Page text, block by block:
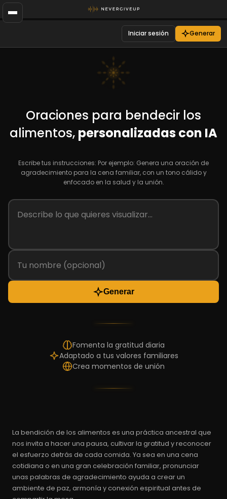
Iniciar sesión Generar
Oraciones para bendecir los
alimentos, personalizadas con IA
Escribe tus instrucciones: Por ejemplo: Genera una oración de
agradecimiento para la cena familiar, con un tono cálido y
enfocado en la salud y la unión.
Generar
Fomenta la gratitud diaria
Adaptado a tus valores familiares
Crea momentos de unión
La bendición de los alimentos es una práctica ancestral que
nos invita a hacer una pausa, cultivar la gratitud y reconocer
el esfuerzo detrás de cada comida. Ya sea en una cena
cotidiana o en una gran celebración familiar, pronunciar
unas palabras de agradecimiento ayuda a crear un
ambiente de paz, armonía y conexión espiritual antes de